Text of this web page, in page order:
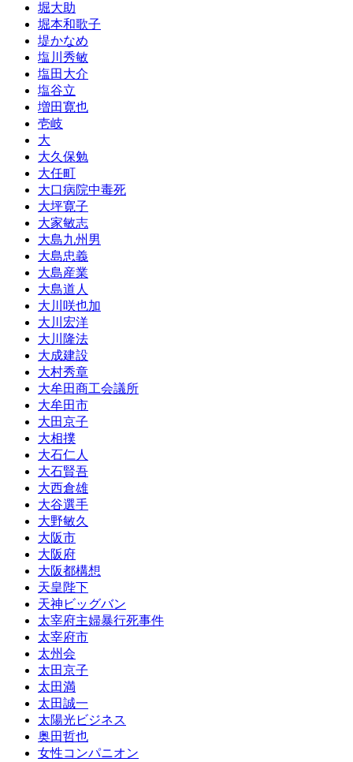
堀大助
堀本和歌子
堤かなめ
塩川秀敏
塩田大介
塩谷立
増田寛也
壱岐
大
大久保勉
大任町
大口病院中毒死
大坪寛子
大家敏志
大島九州男
大島忠義
大島産業
大島道人
大川咲也加
大川宏洋
大川隆法
大成建設
大村秀章
大牟田商工会議所
大牟田市
大田京子
大相撲
大石仁人
大石賢吾
大西倉雄
大谷選手
大野敏久
大阪市
大阪府
大阪都構想
天皇陛下
天神ビッグバン
太宰府主婦暴行死事件
太宰府市
太州会
太田京子
太田満
太田誠一
太陽光ビジネス
奥田哲也
女性コンパニオン